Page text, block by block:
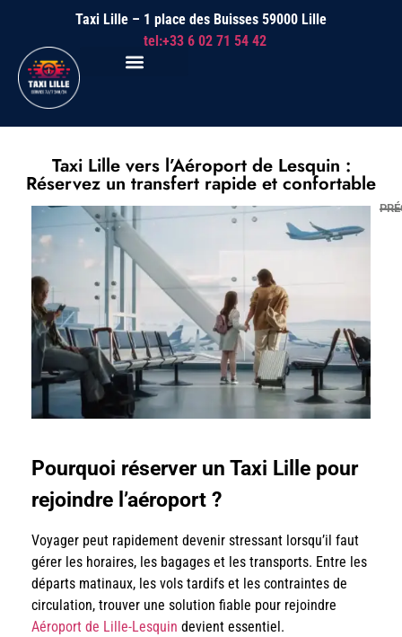
Taxi Lille – 1 place des Buisses 59000 Lille
tel:+33 6 02 71 54 42
Taxi Lille vers l’Aéroport de Lesquin :
Réservez un transfert rapide et confortable
Pourquoi réserver un Taxi Lille pour
rejoindre l’aéroport ?
Voyager peut rapidement devenir stressant lorsqu’il faut
gérer les horaires, les bagages et les transports. Entre les
départs matinaux, les vols tardifs et les contraintes de
circulation, trouver une solution fiable pour rejoindre
Aéroport de Lille-Lesquin devient essentiel.